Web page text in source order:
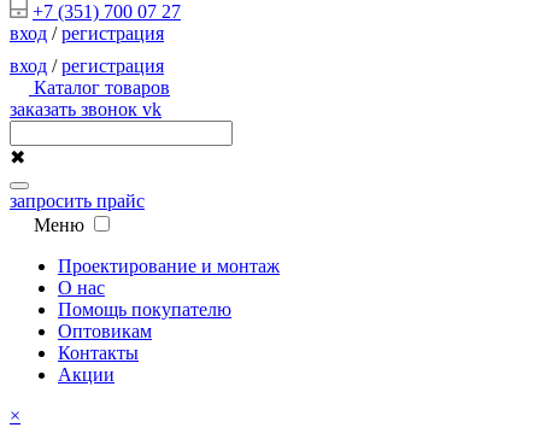
+7 (351) 700 07 27
вход /регистрация
вход /регистрация
Каталог товаров
заказать звонок vk
✖
запросить прайс
Меню
Проектирование и монтаж
О нас
Помощь покупателю
Оптовикам
Контакты
Акции
×